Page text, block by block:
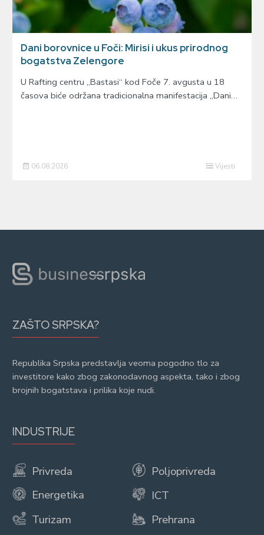
Dani borovnice u Foči: Mirisi i ukus prirodnog
bogatstva Zelengore
U Rafting centru „Bastasi“ kod Foče 7. avgusta u 18
časova biće održana tradicionalna manifestacija „Dani…
06.08.2026 Vijesti
ZAŠTO SRPSKA?
Republika Srpska predstavlja veoma pogodno tlo za
investitore kako zbog zakonodavnog aspekta, tako i zbog
brojnih bogatstava i prilika koje nudi.
INDUSTRIJE
Privreda
Energetika
Turizam
Poljoprivreda
ICT
Prehrana